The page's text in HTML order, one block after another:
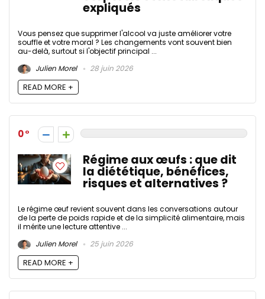
expliqués
Vous pensez que supprimer l'alcool va juste améliorer votre
souffle et votre moral ? Les changements vont souvent bien
au-delà, surtout si l'objectif principal ...
Julien Morel
28 juin 2026
READ MORE +
0
Régime aux œufs : que dit
la diététique, bénéfices,
risques et alternatives ?
Le régime œuf revient souvent dans les conversations autour
de la perte de poids rapide et de la simplicité alimentaire, mais
il mérite une lecture attentive ...
Julien Morel
25 juin 2026
READ MORE +